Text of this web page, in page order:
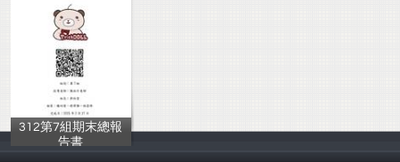
312第7組期末總報
告書
郭怡萱、楊翊萱